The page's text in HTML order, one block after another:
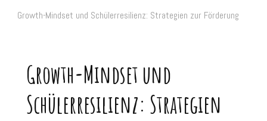
Growth-Mindset und Schülerresilienz: Strategien zur Förderung
Growth-Mindset und
Schülerresilienz: Strategien